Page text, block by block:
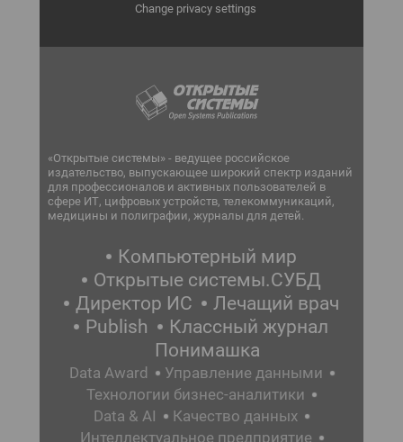
Change privacy settings
«Открытые системы» - ведущее российское
издательство, выпускающее широкий спектр изданий
для профессионалов и активных пользователей в
сфере ИТ, цифровых устройств, телекоммуникаций,
медицины и полиграфии, журналы для детей.
Компьютерный мир
Открытые системы.СУБД
Директор ИС
Лечащий врач
Publish
Классный журнал
Понимашка
Data Award
Управление данными
Технологии бизнес-аналитики
Data & AI
Качество данных
Интеллектуальное предприятие